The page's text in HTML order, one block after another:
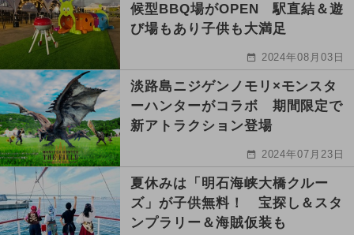
候型BBQ場がOPEN 駅直結＆遊
び場もあり子供も大満足
2024年08月03日
淡路島ニジゲンノモリ×モンスタ
ーハンターがコラボ 期間限定で
新アトラクション登場
2024年07月23日
夏休みは「明石海峡大橋クルー
ズ」が子供無料！ 宝探し＆スタ
ンプラリー＆海賊仮装も